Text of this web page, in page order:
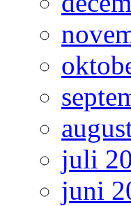
juli
juni